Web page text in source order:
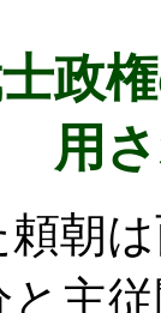
政
用
朝
主